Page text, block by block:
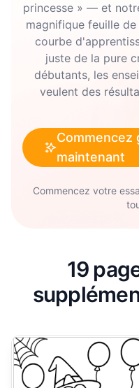
princesse » — et
magnifique feuille
courbe
juste de la pure
débutants, les
veulent des
Commencez
maintenant
Commencez votre
19